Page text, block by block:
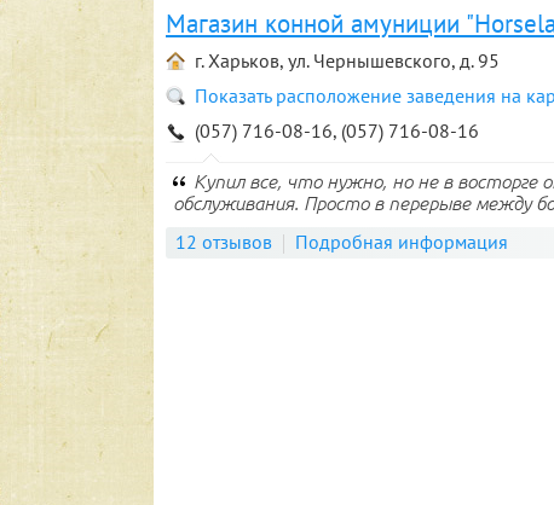
Магазин конной амуниции
г. Харьков, ул. Чернышевского, д. 95
Показать расположение заведения на
(057) 716-08-16, (057) 716-08-16
Купил все, что нужно, но не в восторге
обслуживания. Просто в перерыве между
12 отзывов Подробная информация